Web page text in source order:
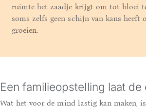
ruimte het zaadje krijgt om tot bloei
soms zelfs geen schijn van kans heeft
groeien.
Een familieopstelling laat de
Wat het voor de mind lastig kan maken,